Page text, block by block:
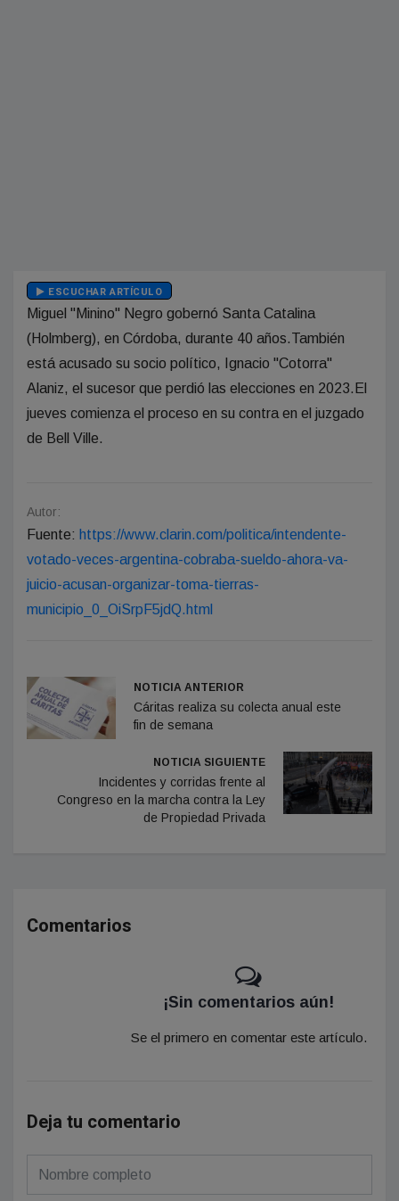
ESCUCHAR ARTÍCULO
Miguel "Minino" Negro gobernó Santa Catalina
(Holmberg), en Córdoba, durante 40 años.También
está acusado su socio político, Ignacio "Cotorra"
Alaniz, el sucesor que perdió las elecciones en 2023.El
jueves comienza el proceso en su contra en el juzgado
de Bell Ville.
Autor:
Fuente: https://www.clarin.com/politica/intendente-
votado-veces-argentina-cobraba-sueldo-ahora-va-
juicio-acusan-organizar-toma-tierras-
municipio_0_OiSrpF5jdQ.html
NOTICIA ANTERIOR
Cáritas realiza su colecta anual este
fin de semana
NOTICIA SIGUIENTE
Incidentes y corridas frente al
Congreso en la marcha contra la Ley
de Propiedad Privada
Comentarios
¡Sin comentarios aún!
Se el primero en comentar este artículo.
Deja tu comentario